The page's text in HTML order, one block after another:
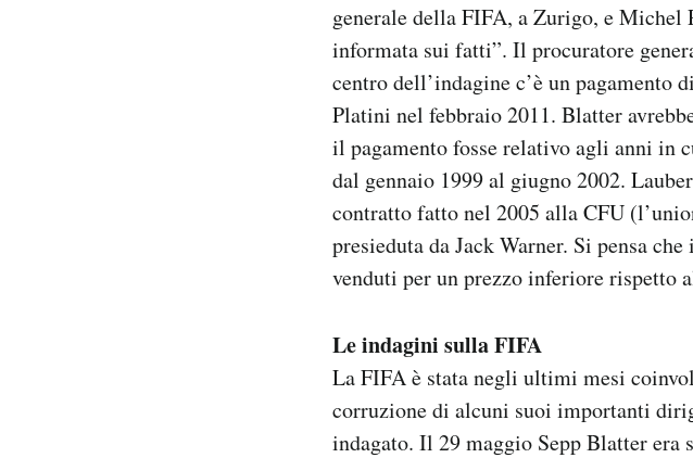
generale della FIFA, a Zurigo, e Michel
informata sui fatti”. Il procuratore
centro dell’indagine c’è un
Platini nel febbraio 2011. Blatter
il pagamento fosse relativo agli anni in
dal gennaio 1999 al giugno 2002.
contratto fatto nel 2005 alla CFU
presieduta da Jack Warner. Si pensa
venduti per un prezzo inferiore rispetto
Le indagini sulla FIFA
La FIFA è stata negli ultimi mesi
corruzione di alcuni suoi importanti
indagato. Il 29 maggio Sepp Blatter era